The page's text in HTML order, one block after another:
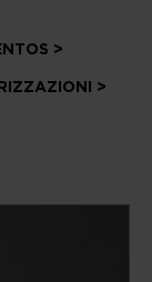
>
>